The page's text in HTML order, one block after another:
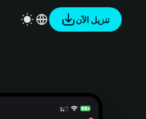
تنزيل الآن